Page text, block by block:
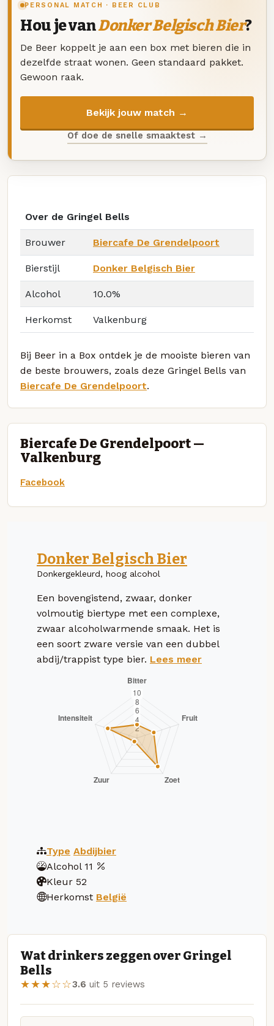
PERSONAL MATCH · BEER CLUB
Hou je vanDonker Belgisch Bier?
De Beer koppelt je aan een box met bieren die in
dezelfde straat wonen. Geen standaard pakket.
Gewoon raak.
Bekijk jouw match →
Of doe de snelle smaaktest →
Over de Gringel Bells
Brouwer Biercafe De Grendelpoort
Bierstijl Donker Belgisch Bier
Alcohol 10.0%
Herkomst Valkenburg
Bij Beer in a Box ontdek je de mooiste bieren van
de beste brouwers, zoals deze Gringel Bells van
Biercafe De Grendelpoort.
Biercafe De Grendelpoort —
Valkenburg
Facebook
Donker Belgisch Bier
Donkergekleurd, hoog alcohol
Een bovengistend, zwaar, donker
volmoutig biertype met een complexe,
zwaar alcoholwarmende smaak. Het is
een soort zware versie van een dubbel
abdij/trappist type bier. Lees meer
Type Abdijbier
Alcohol 11
Kleur 52
Herkomst België
Wat drinkers zeggen over Gringel
Bells
★★★☆☆3.6 uit 5 reviews